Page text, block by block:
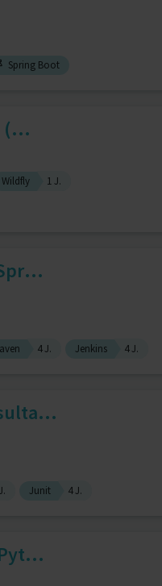
Spring Boot
(...
Wildfly
1 J.
4 J. Jenkins 4 J.
Junit 4 J.